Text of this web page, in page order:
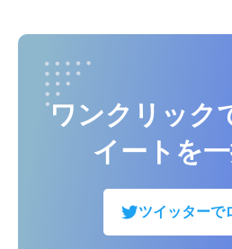
ワンクリック
イートを
ツイッターで